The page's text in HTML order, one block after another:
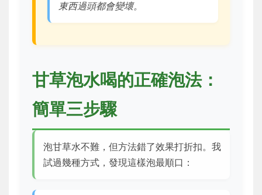
東西過頭都會變壞。
甘草泡水喝的正確泡法：
簡單三步驟
泡甘草水不難，但方法錯了效果打折扣。我
試過幾種方式，發現這樣泡最順口：